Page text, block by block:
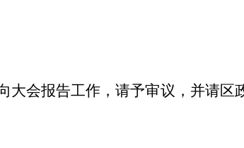
大会报告工作，请予审议，并请区